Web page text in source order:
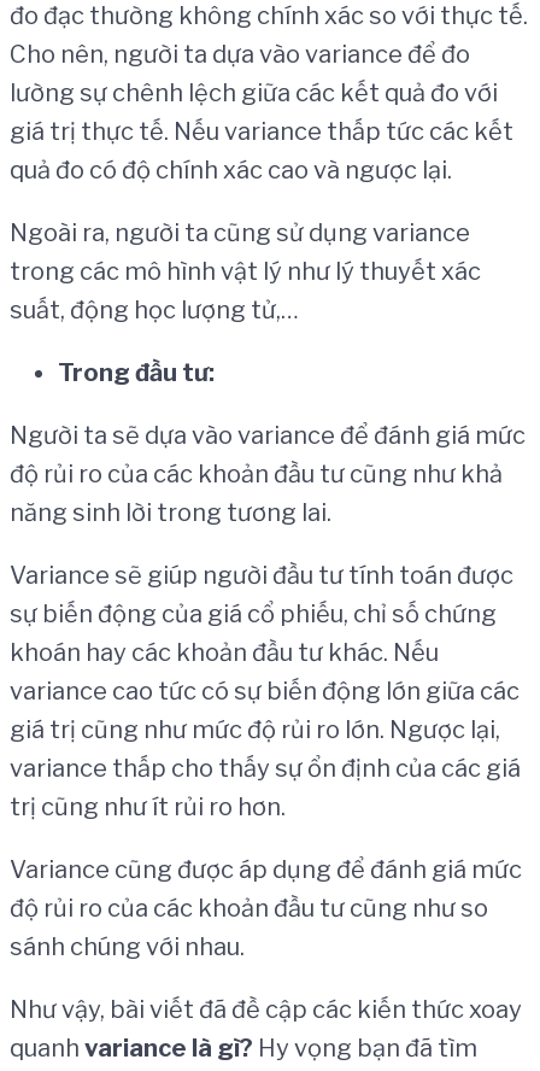
đo đạc thường không chính xác so với thực tế.
Cho nên, người ta dựa vào variance để đo
lường sự chênh lệch giữa các kết quả đo với
giá trị thực tế. Nếu variance thấp tức các kết
quả đo có độ chính xác cao và ngược lại.
Ngoài ra, người ta cũng sử dụng variance
trong các mô hình vật lý như lý thuyết xác
suất, động học lượng tử,…
Trong đầu tư:
Người ta sẽ dựa vào variance để đánh giá mức
độ rủi ro của các khoản đầu tư cũng như khả
năng sinh lời trong tương lai.
Variance sẽ giúp người đầu tư tính toán được
sự biến động của giá cổ phiếu, chỉ số chứng
khoán hay các khoản đầu tư khác. Nếu
variance cao tức có sự biến động lớn giữa các
giá trị cũng như mức độ rủi ro lớn. Ngược lại,
variance thấp cho thấy sự ổn định của các giá
trị cũng như ít rủi ro hơn.
Variance cũng được áp dụng để đánh giá mức
độ rủi ro của các khoản đầu tư cũng như so
sánh chúng với nhau.
Như vậy, bài viết đã đề cập các kiến thức xoay
quanh variance à gì? Hy vọng bạn đã tìm